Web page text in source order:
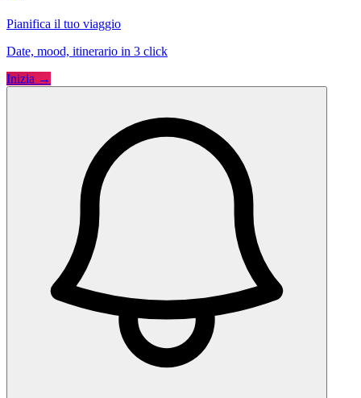
Pianifica il tuo viaggio
Date, mood, itinerario in 3 click
Inizia →